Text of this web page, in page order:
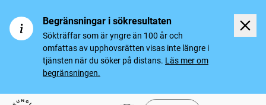
Begränsningar i sökresultaten
Sökträffar som är yngre än 100 år och
omfattas av upphovsrätten visas inte längre i
tjänsten när du söker på distans. Läs mer om
begränsningen.